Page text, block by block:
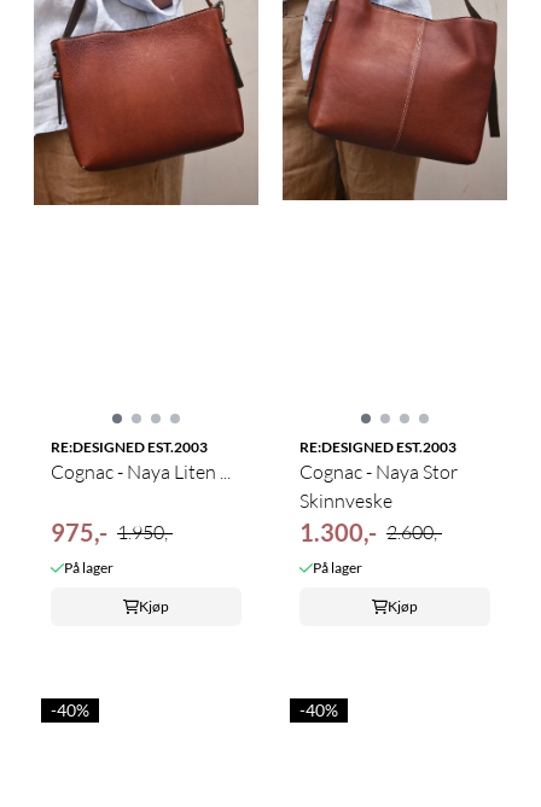
RE:DESIGNED EST.2003
Cognac - Naya Liten ...
975,- 1.950,-
På lager
Kjøp
RE:DESIGNED EST.2003
Cognac - Naya Stor
Skinnveske
1.300,- 2.600,-
På lager
Kjøp
-40% -40%